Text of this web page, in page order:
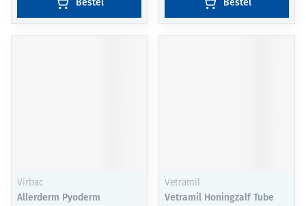
Bestel Bestel
Virbac
Allerderm Pyoderm
Vetramil
Vetramil Honingzalf Tube